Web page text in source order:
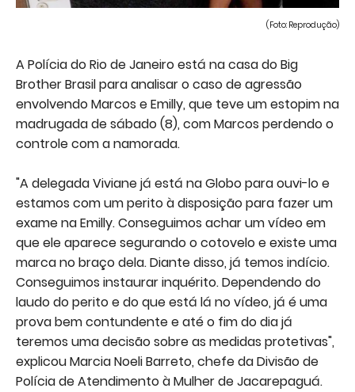
(Foto: Reprodução)
A Polícia do Rio de Janeiro está na casa do Big
Brother Brasil para analisar o caso de agressão
envolvendo Marcos e Emilly, que teve um estopim na
madrugada de sábado (8), com Marcos perdendo o
controle com a namorada.
"A delegada Viviane já está na Globo para ouvi-lo e
estamos com um perito à disposição para fazer um
exame na Emilly. Conseguimos achar um vídeo em
que ele aparece segurando o cotovelo e existe uma
marca no braço dela. Diante disso, já temos indício.
Conseguimos instaurar inquérito. Dependendo do
laudo do perito e do que está lá no vídeo, já é uma
prova bem contundente e até o fim do dia já
teremos uma decisão sobre as medidas protetivas",
explicou Marcia Noeli Barreto, chefe da Divisão de
Polícia de Atendimento à Mulher de Jacarepaguá.